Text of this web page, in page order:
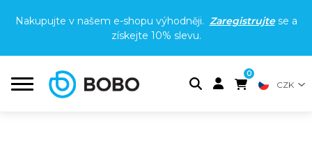
Nakupujte v našem e-shopu výhodněji. Zaregistrujtese a
získejte 10% slevu.
0
CZK